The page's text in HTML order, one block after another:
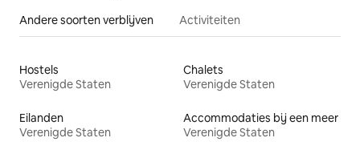
Andere soorten verblijven Activiteiten
Hostels
Verenigde Staten
Chalets
Verenigde Staten
Eilanden
Verenigde Staten
Accommodaties bij een meer
Verenigde Staten